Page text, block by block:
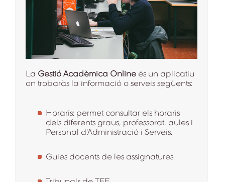
La Gestió Acadèmica Online és un aplicatiu
on trobaràs la informació o serveis següents:
Horaris: permet consultar els horaris
dels diferents graus, professorat, aules i
Personal d'Administració i Serveis.
Guies docents de les assignatures.